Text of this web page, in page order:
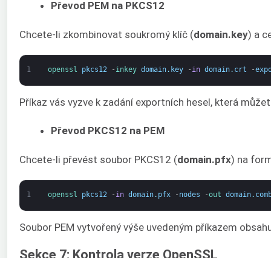
Převod PEM na PKCS12
Chcete-li zkombinovat soukromý klíč (domain.key) a
1 openssl pkcs12 -inkey domain. key -in domain. crt -
Příkaz vás vyzve k zadání exportních hesel, která
Převod PKCS12 na PEM
Chcete-li převést soubor PKCS12 (domain.pfx) na
1 openssl pkcs12 -in domain. pfx -nodes -out domain.
Soubor PEM vytvořený výše uvedeným příkazem
Sekce 7: Kontrola verze OpenSSL